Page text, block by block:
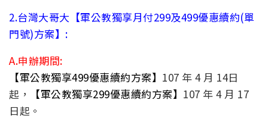
2.台灣大哥大【軍公教獨享月付299及499優惠續約(單
門號)方案】:
A.申辦期間:
【軍公教獨享499優惠續約方案】 107 年 4 月 14日
起，
【軍公教獨享299優惠續約方案】 107 年 4 月 17
日起。